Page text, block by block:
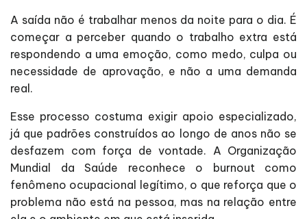
A saída não é trabalhar menos da noite para o dia. É
começar a perceber quando o trabalho extra está
respondendo a uma emoção, como medo, culpa ou
necessidade de aprovação, e não a uma demanda
real.
Esse processo costuma exigir apoio especializado,
já que padrões construídos ao longo de anos não se
desfazem com força de vontade. A Organização
Mundial da Saúde reconhece o burnout como
fenômeno ocupacional legítimo, o que reforça que o
problema não está na pessoa, mas na relação entre